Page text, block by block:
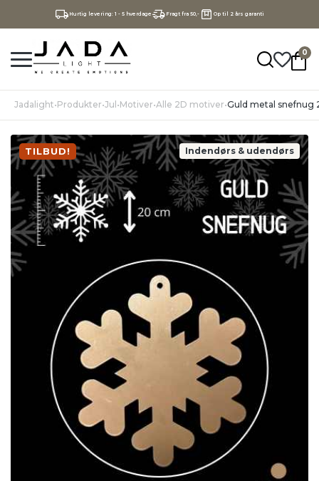
Hurtig levering: 1 - 5 hverdage Fragt fra 50,- Op til 2 års garanti
0
Jadalight•Produkter•Jul •Motiver•Alle 2D motiver•Guld metal snefnug
Indendørs & udendørs
TILBUD!